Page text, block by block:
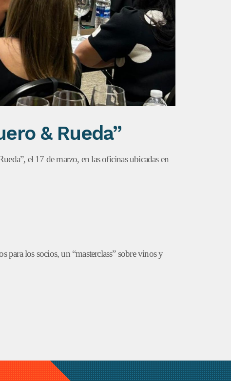
& Rueda”
el 17 de marzo, en las oficinas ubicadas en
los socios, un “masterclass” sobre vinos y